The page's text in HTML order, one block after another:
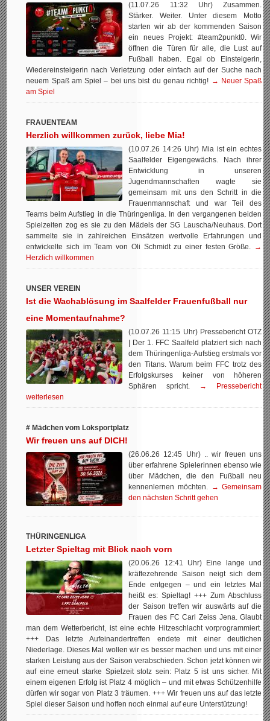
(11.07.26 11:32 Uhr) Zusammen.
Stärker. Weiter. Unter diesem Motto
starten wir ab der kommenden Saison
ein neues Projekt: #team2punkt0. Wir
öffnen die Türen für alle, die Lust auf
Fußball haben. Egal ob Einsteigerin,
Wiedereinsteigerin nach Verletzung oder einfach auf der Suche nach
neuem Spaß am Spiel – bei uns bist du genau richtig! → Neuer Spaß
am Spiel
FRAUENTEAM
Herzlich willkommen zurück, liebe Mia!
(10.07.26 14:26 Uhr) Mia ist ein echtes
Saalfelder Eigengewächs. Nach ihrer
Entwicklung in unseren
Jugendmannschaften wagte sie
gemeinsam mit uns den Schritt in die
Frauenmannschaft und war Teil des
Teams beim Aufstieg in die Thüringenliga. In den vergangenen beiden
Spielzeiten zog es sie zu den Mädels der SG Lauscha/Neuhaus. Dort
sammelte sie in zahlreichen Einsätzen wertvolle Erfahrungen und
entwickelte sich im Team von Oli Schmidt zu einer festen Größe. →
Herzlich willkommen
UNSER VEREIN
Ist die Wachablösung im Saalfelder Frauenfußball nur
eine Momentaufnahme?
(10.07.26 11:15 Uhr) Pressebericht OTZ
| Der 1. FFC Saalfeld platziert sich nach
dem Thüringenliga-Aufstieg erstmals vor
den Titans. Warum beim FFC trotz des
Erfolgskurses keiner von höheren
Sphären spricht.
→ Pressebericht
weiterlesen
# Mädchen vom Loksportplatz
Wir freuen uns auf DICH!
(26.06.26 12:45 Uhr) .. wir freuen uns
über erfahrene Spielerinnen ebenso wie
über Mädchen, die den Fußball neu
kennenlernen möchten. → Gemeinsam
den nächsten Schritt gehen
THÜRINGENLIGA
Letzter Spieltag mit Blick nach vorn
(20.06.26 12:41 Uhr) Eine lange und
kräftezehrende Saison neigt sich dem
Ende entgegen – und ein letztes Mal
heißt es: Spieltag! +++ Zum Abschluss
der Saison treffen wir auswärts auf die
Frauen des FC Carl Zeiss Jena. Glaubt
man dem Wetterbericht, ist eine echte Hitzeschlacht vorprogrammiert.
+++ Das letzte Aufeinandertreffen endete mit einer deutlichen
Niederlage. Dieses Mal wollen wir es besser machen und uns mit einer
starken Leistung aus der Saison verabschieden. Schon jetzt können wir
auf eine erneut starke Spielzeit stolz sein: Platz 5 ist uns sicher. Mit
einem eigenen Erfolg ist Platz 4 möglich – und mit etwas Schützenhilfe
dürfen wir sogar von Platz 3 träumen. +++ Wir freuen uns auf das letzte
Spiel dieser Saison und hoffen noch einmal auf eure Unterstützung!